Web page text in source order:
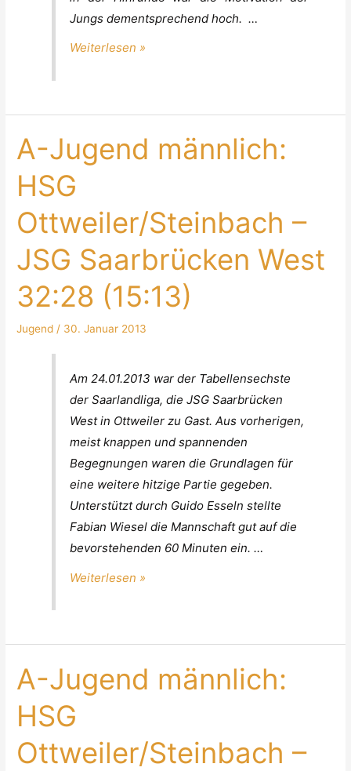
Jungs dementsprechend hoch. …
Ottweiler/Steinbach
–
HSG
Weiterlesen »
A-Jugend männlich:
HSG
Ottweiler/Steinbach –
JSG Saarbrücken West
32:28 (15:13)
Jugend / 30. Januar 2013
Am 24.01.2013 war der Tabellensechste
der Saarlandliga, die JSG Saarbrücken
West in Ottweiler zu Gast. Aus vorherigen,
meist knappen und spannenden
Begegnungen waren die Grundlagen für
eine weitere hitzige Partie gegeben.
Unterstützt durch Guido Esseln stellte
Fabian Wiesel die Mannschaft gut auf die
bevorstehenden 60 Minuten ein. …
Jugend
männlich:
HSG
Ottweiler/Steinbach
–
JSG
Saarbrücken
West
32:28
(15:13)
Weiterlesen »
A-Jugend männlich:
HSG
Ottweiler/Steinbach –